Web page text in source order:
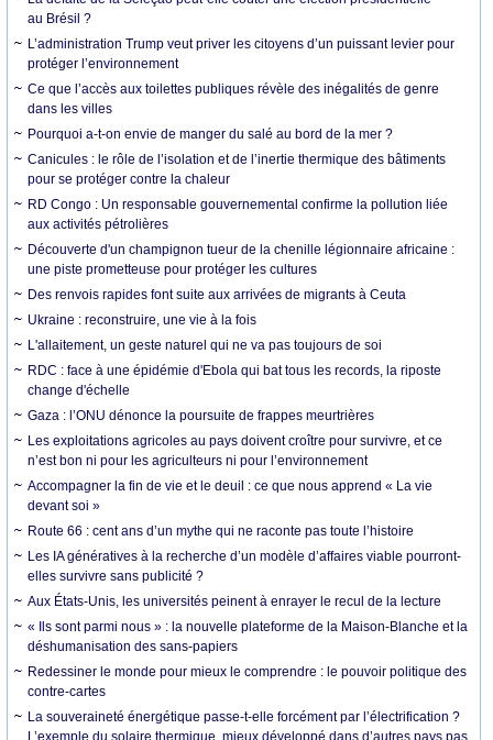
au Brésil ?
L’administration Trump veut priver les citoyens d’un puissant levier pour
protéger l’environnement
Ce que l’accès aux toilettes publiques révèle des inégalités de genre
dans les villes
Pourquoi a-t-on envie de manger du salé au bord de la mer ?
Canicules : le rôle de l’isolation et de l’inertie thermique des bâtiments
pour se protéger contre la chaleur
RD Congo : Un responsable gouvernemental confirme la pollution liée
aux activités pétrolières
Découverte d'un champignon tueur de la chenille légionnaire africaine :
une piste prometteuse pour protéger les cultures
Des renvois rapides font suite aux arrivées de migrants à Ceuta
Ukraine : reconstruire, une vie à la fois
L'allaitement, un geste naturel qui ne va pas toujours de soi
RDC : face à une épidémie d'Ebola qui bat tous les records, la riposte
change d'échelle
Gaza : l’ONU dénonce la poursuite de frappes meurtrières
Les exploitations agricoles au pays doivent croître pour survivre, et ce
n’est bon ni pour les agriculteurs ni pour l’environnement
Accompagner la fin de vie et le deuil : ce que nous apprend « La vie
devant soi »
Route 66 : cent ans d’un mythe qui ne raconte pas toute l’histoire
Les IA génératives à la recherche d’un modèle d’affaires viable pourront-
elles survivre sans publicité ?
Aux États-Unis, les universités peinent à enrayer le recul de la lecture
« Ils sont parmi nous » : la nouvelle plateforme de la Maison-Blanche et la
déshumanisation des sans-papiers
Redessiner le monde pour mieux le comprendre : le pouvoir politique des
contre-cartes
La souveraineté énergétique passe-t-elle forcément par l’électrification ?
L’exemple du solaire thermique, mieux développé dans d’autres pays pas